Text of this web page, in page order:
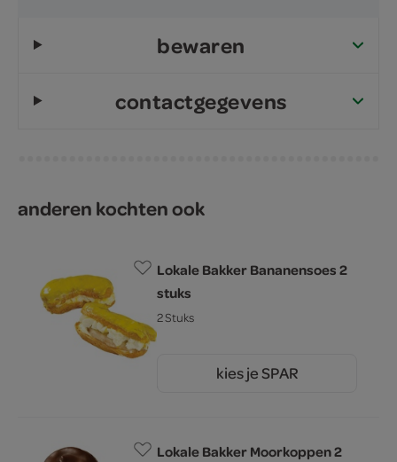
bewaren
contactgegevens
anderen kochten ook
Lokale Bakker Bananensoes 2
stuks
2 Stuks
kies je SPAR
Lokale Bakker Moorkoppen 2